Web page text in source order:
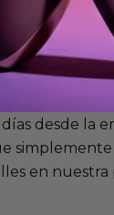
algún
La ley de
contra
mal uso o uso
días desde
en